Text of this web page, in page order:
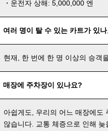
・운전자 상해: 5,000,000 엔
여러 명이 탈 수 있는 카트가 있
현재, 한 번에 한 명 이상의 승객
매장에 주차장이 있나요?
아쉽게도, 우리의 어느 매장에도
않습니다. 교통 체증으로 인해